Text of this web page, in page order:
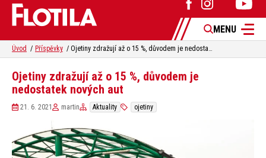
MENU
Úvod Příspěvky Ojetiny zdražují až o 15 %, důvodem je nedostatek nových aut
Ojetiny zdražují až o 15 %, důvodem je
nedostatek nových aut
21. 6. 2021 martin Aktuality ojetiny